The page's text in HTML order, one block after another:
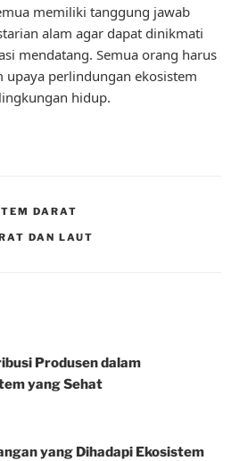
memiliki tanggung jawab
alam agar dapat dinikmati
mendatang. Semua orang harus
upaya perlindungan ekosistem
hidup.
DARAT
DAN LAUT
Produsen dalam
yang Sehat
yang Dihadapi Ekosistem